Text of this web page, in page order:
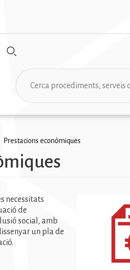
Cerca
Prestacions econòmiques
necessitats
de
social, amb
un pla de